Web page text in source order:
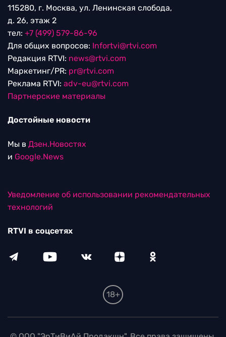
115280, г. Москва, ул. Ленинская слобода,
д. 26, этаж 2
тел: +7 (499) 579-86-96
Для общих вопросов: Infortvi@rtvi.com
Редакция RTVI: news@rtvi.com
Маркетинг/PR: pr@rtvi.com
Реклама RTVI: adv-eu@rtvi.com
Партнерские материалы
Достойные новости
Мы в Дзен.Новостях
и Google.News
Уведомление об использовании рекомендательных
технологий
RTVI в соцсетях
18+